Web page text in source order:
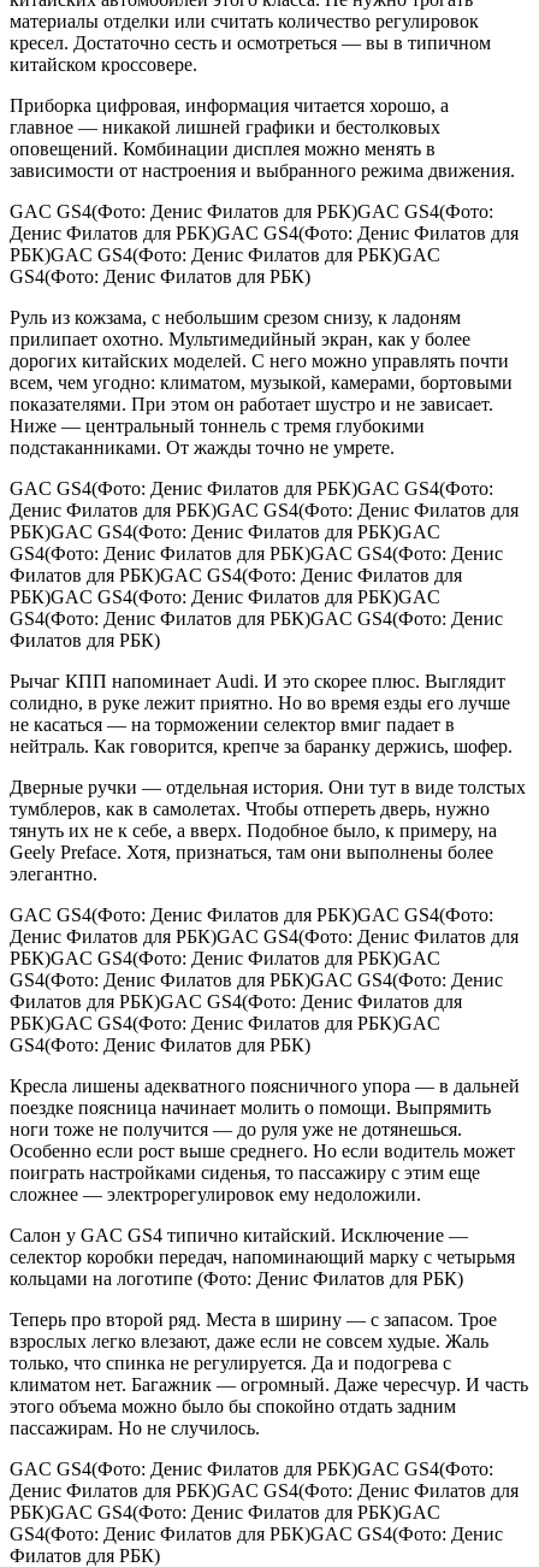
материалы отделки или считать количество регулировок
кресел. Достаточно сесть и осмотреться — вы в типичном
китайском кроссовере.
Приборка цифровая, информация читается хорошо, а
главное — никакой лишней графики и бестолковых
оповещений. Комбинации дисплея можно менять в
зависимости от настроения и выбранного режима движения.
GAC GS4(Фото: Денис Филатов для РБК)GAC GS4(Фото:
Денис Филатов для РБК)GAC GS4(Фото: Денис Филатов для
РБК)GAC GS4(Фото: Денис Филатов для РБК)GAC
GS4(Фото: Денис Филатов для РБК)
Руль из кожзама, с небольшим срезом снизу, к ладоням
прилипает охотно. Мультимедийный экран, как у более
дорогих китайских моделей. С него можно управлять почти
всем, чем угодно: климатом, музыкой, камерами, бортовыми
показателями. При этом он работает шустро и не зависает.
Ниже — центральный тоннель с тремя глубокими
подстаканниками. От жажды точно не умрете.
GAC GS4(Фото: Денис Филатов для РБК)GAC GS4(Фото:
Денис Филатов для РБК)GAC GS4(Фото: Денис Филатов для
РБК)GAC GS4(Фото: Денис Филатов для РБК)GAC
GS4(Фото: Денис Филатов для РБК)GAC GS4(Фото: Денис
Филатов для РБК)GAC GS4(Фото: Денис Филатов для
РБК)GAC GS4(Фото: Денис Филатов для РБК)GAC
GS4(Фото: Денис Филатов для РБК)GAC GS4(Фото: Денис
Филатов для РБК)
Рычаг КПП напоминает Audi. И это скорее плюс. Выглядит
солидно, в руке лежит приятно. Но во время езды его лучше
не касаться — на торможении селектор вмиг падает в
нейтраль. Как говорится, крепче за баранку держись, шофер.
Дверные ручки — отдельная история. Они тут в виде толстых
тумблеров, как в самолетах. Чтобы отпереть дверь, нужно
тянуть их не к себе, а вверх. Подобное было, к примеру, на
Geely Preface. Хотя, признаться, там они выполнены более
элегантно.
GAC GS4(Фото: Денис Филатов для РБК)GAC GS4(Фото:
Денис Филатов для РБК)GAC GS4(Фото: Денис Филатов для
РБК)GAC GS4(Фото: Денис Филатов для РБК)GAC
GS4(Фото: Денис Филатов для РБК)GAC GS4(Фото: Денис
Филатов для РБК)GAC GS4(Фото: Денис Филатов для
РБК)GAC GS4(Фото: Денис Филатов для РБК)GAC
GS4(Фото: Денис Филатов для РБК)
Кресла лишены адекватного поясничного упора — в дальней
поездке поясница начинает молить о помощи. Выпрямить
ноги тоже не получится — до руля уже не дотянешься.
Особенно если рост выше среднего. Но если водитель может
поиграть настройками сиденья, то пассажиру с этим еще
сложнее — электрорегулировок ему недоложили.
Салон у GAC GS4 типично китайский. Исключение —
селектор коробки передач, напоминающий марку с четырьмя
кольцами на логотипе (Фото: Денис Филатов для РБК)
Теперь про второй ряд. Места в ширину — с запасом. Трое
взрослых легко влезают, даже если не совсем худые. Жаль
только, что спинка не регулируется. Да и подогрева с
климатом нет. Багажник — огромный. Даже чересчур. И часть
этого объема можно было бы спокойно отдать задним
пассажирам. Но не случилось.
GAC GS4(Фото: Денис Филатов для РБК)GAC GS4(Фото:
Денис Филатов для РБК)GAC GS4(Фото: Денис Филатов для
РБК)GAC GS4(Фото: Денис Филатов для РБК)GAC
GS4(Фото: Денис Филатов для РБК)GAC GS4(Фото: Денис
Филатов для РБК)